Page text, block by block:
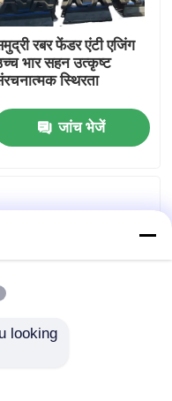
रबर फेंडर एंटी एजिंग
भार सहन उत्कृष्ट
स्थिरता
जांच भेजें
looking